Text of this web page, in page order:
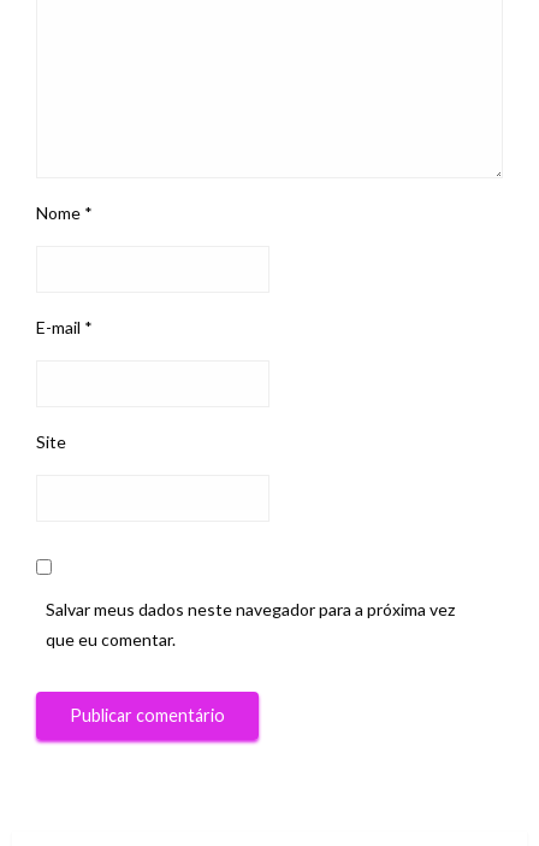
Nome *
E-mail *
Site
Salvar meus dados neste navegador para a próxima vez
que eu comentar.